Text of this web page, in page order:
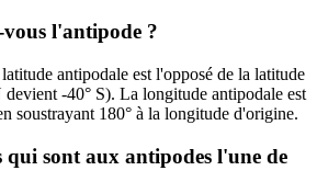
l'antipode ?
antipodale est l'opposé de la latitude
-40° S). La longitude antipodale est
soustrayant 180° à la longitude d'origine.
qui sont aux antipodes l'une de